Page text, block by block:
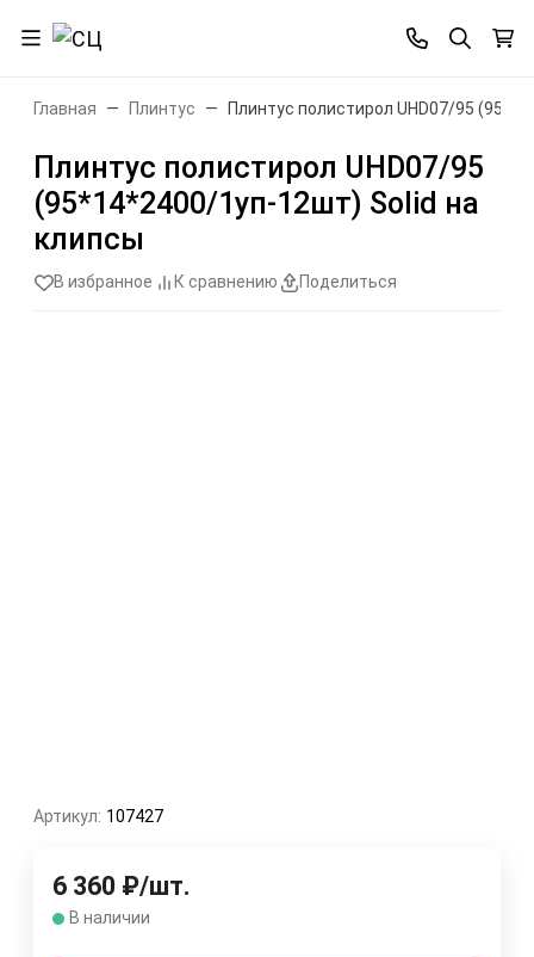
Главная Плинтус Плинтус полистирол UHD07/95
Плинтус полистирол UHD07/95
(95*14*2400/1уп-12шт) Solid на
клипсы
В избранное К сравнению Поделиться
Артикул: 107427
6 360 ₽/шт.
В наличии